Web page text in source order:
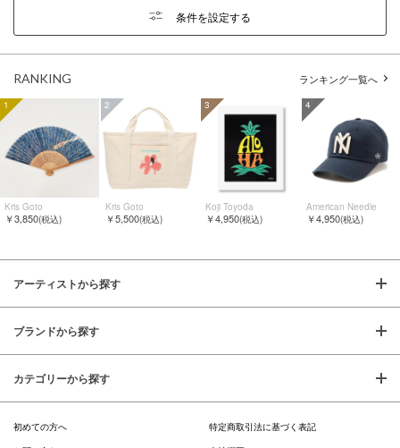
条件を設定する
RANKING ランキング一覧へ
1
Kris Goto
￥3,850(税込)
2
Kris Goto
￥5,500(税込)
3
Koji Toyoda
￥4,950(税込)
4
American Needle
￥4,950(税込)
アーティストから探す
ブランドから探す
カテゴリーから探す
初めての方へ
特定商取引法に基づく表記